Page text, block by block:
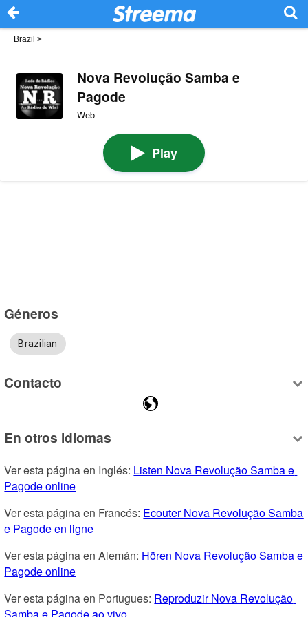
Brazil >
Nova Revolução Samba e
Pagode
Web
Play
Géneros
Brazilian
Contacto
En otros idiomas
Ver esta página en Inglés: Listen Nova Revolução Samba e
Pagode online
Ver esta página en Francés: Ecouter Nova Revolução Samba
e Pagode en ligne
Ver esta página en Alemán: Hören Nova Revolução Samba e
Pagode online
Ver esta página en Portugues: Reproduzir Nova Revolução
Samba e Pagode ao vivo